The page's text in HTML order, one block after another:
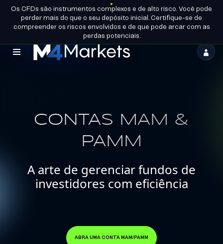
LICENÇAS DO GRUPO
PT-
BR
TORNE-SE
UM
PARCEIRO
Os CFDs são instrumentos complexos e de alto risco. Você pode
perder mais do que o seu depósito inicial. Certifique-se de
compreender os riscos envolvidos e de que pode arcar com as
perdas potenciais.
M4Markets
Trading
Regulated
CONTAS MAM &
PAMM
A arte de gerenciar fundos de
investidores com eficiência
ABRA UMA CONTA MAM/PAMM